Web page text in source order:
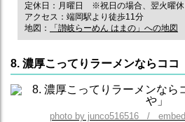
定休日：月曜日 ※祝日の場合、翌火曜休
アクセス：端岡駅より徒歩11分
地図：
「讃岐らーめん はまの」への地図
8. 濃厚こってりラーメンならココ
photo by junco516516 /